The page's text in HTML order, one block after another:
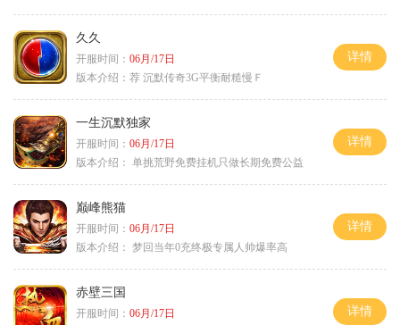
久久
开服时间： 06月/17日
版本介绍： 荐 沉默传奇3G平衡耐糙慢Ｆ
详情
一生沉默独家
开服时间： 06月/17日
版本介绍： 单挑荒野免费挂机只做长期免费公益
详情
巅峰熊猫
开服时间： 06月/17日
版本介绍： 梦回当年0充终极专属人帅爆率高
详情
赤壁三国
开服时间： 06月/17日
详情